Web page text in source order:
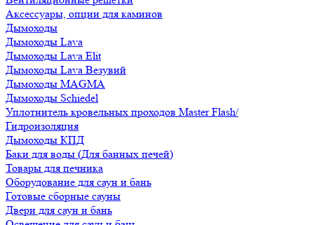
Аксессуары, опции для каминов
Дымоходы
Дымоходы Lava
Дымоходы Lava Elit
Дымоходы Lava Везувий
Дымоходы MAGMA
Дымоходы Schiedel
Уплотнитель кровельных проходов Master Flash/
Гидроизоляция
Дымоходы КПД
Баки для воды (Для банных печей)
Товары для печника
Оборудование для саун и бань
Готовые сборные сауны
Двери для саун и бань